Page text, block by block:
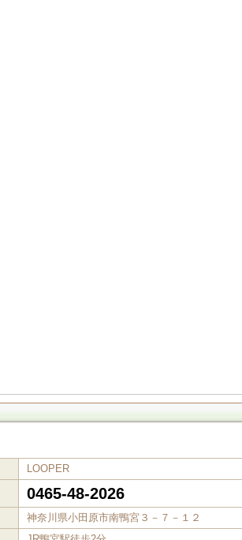
LOOPER
0465-48-2026
神奈川県小田原市南鴨宮３－７－１２